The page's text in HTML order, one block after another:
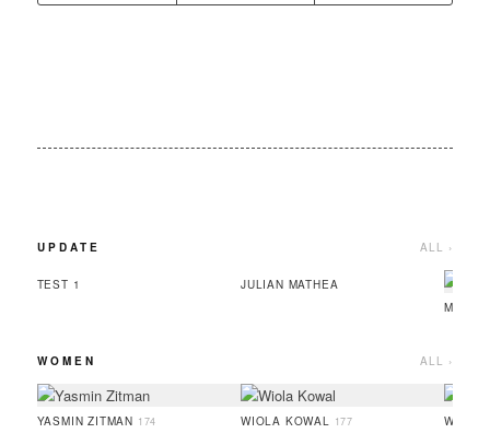
UPDATE ALL ›
TEST 1
JULIAN MATHEA
WOMEN ALL ›
YASMIN ZITMAN 174 WIOLA KOWAL 177